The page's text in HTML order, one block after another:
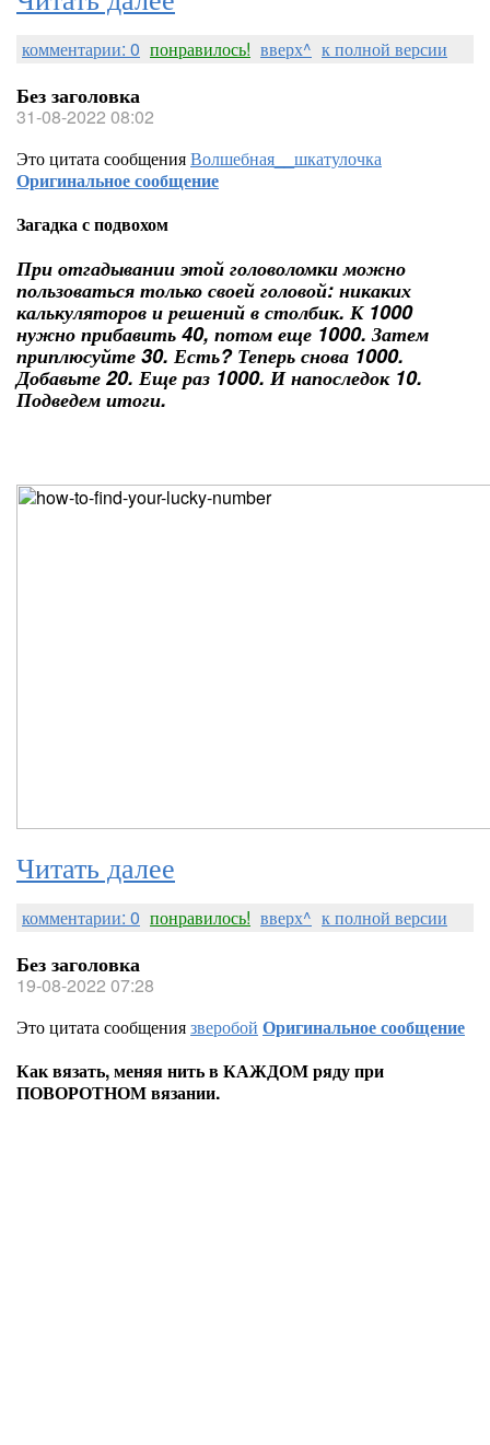
комментарии: 0 понравилось! вверх^ к полной версии
Без заголовка
31-08-2022 08:02
Это цитата сообщенияВолшебная__шкатулочка
Оригинальное сообщение
Загадка с подвохом
При отгадывании этой головоломки можно
пользоваться только своей головой: никаких
калькуляторов и решений в столбик. К 1000
нужно прибавить 40, потом еще 1000. Затем
приплюсуйте 30. Есть? Теперь снова 1000.
Добавьте 20. Еще раз 1000. И напоследок 10.
Подведем итоги.
Читать далее
комментарии: 0 понравилось! вверх^ к полной версии
Без заголовка
19-08-2022 07:28
Это цитата сообщениязверобой Оригинальное сообщение
Как вязать, меняя нить в КАЖДОМ ряду при
ПОВОРОТНОМ вязании.